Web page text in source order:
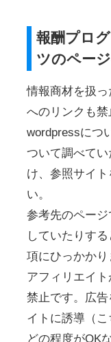
報酬プロ
ツのペー
情報商材を扱
へのリンクも禁
wordpressにつ
ついて調べて
け、参照サイ
い。
参考先のペー
していたりす
項にひっかかり
アフィリエイ
禁止です。広
イトに誘導（こ
どの程度がOK